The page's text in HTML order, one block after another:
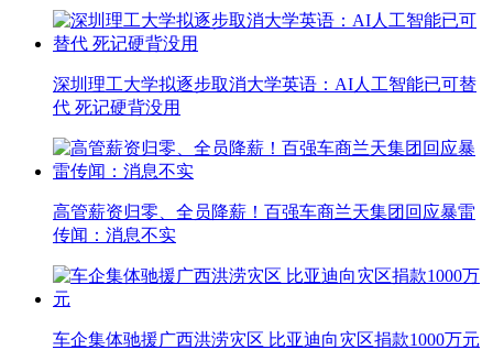
深圳理工大学拟逐步取消大学英语：AI人工智能已可替
代 死记硬背没用
高管薪资归零、全员降薪！百强车商兰天集团回应暴雷
传闻：消息不实
车企集体驰援广西洪涝灾区 比亚迪向灾区捐款1000万元